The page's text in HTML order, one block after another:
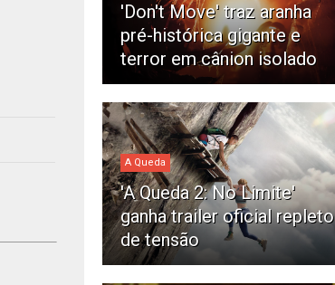
'Don't Move' traz aranha
pré-histórica gigante e
terror em cânion isolado
A Queda
'A Queda 2: No Limite'
ganha trailer oficial repleto
de tensão